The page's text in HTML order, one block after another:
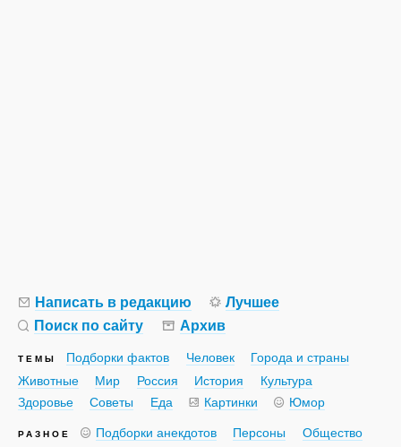
Написать в редакцию
Лучшее
Поиск по сайту
Архив
ТЕМЫ Подборки фактов Человек
Города и страны
Животные
Мир Россия История
Культура
Здоровье
Советы Еда Картинки Юмор
РАЗНОЕ Подборки анекдотов Персоны Общество